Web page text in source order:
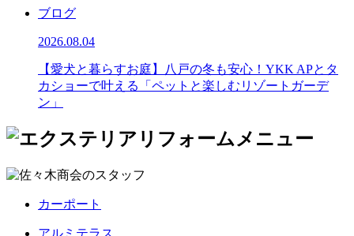
ブログ
2026.08.04
【愛犬と暮らすお庭】八戸の冬も安心！YKK APとタ
カショーで叶える「ペットと楽しむリゾートガーデ
ン」
カーポート